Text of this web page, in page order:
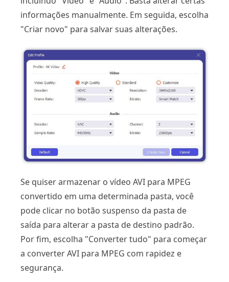
informações manualmente. Em seguida, escolha
"Criar novo" para salvar suas alterações.
Se quiser armazenar o vídeo AVI para MPEG
convertido em uma determinada pasta, você
pode clicar no botão suspenso da pasta de
saída para alterar a pasta de destino padrão.
Por fim, escolha "Converter tudo" para começar
a converter AVI para MPEG com rapidez e
segurança.